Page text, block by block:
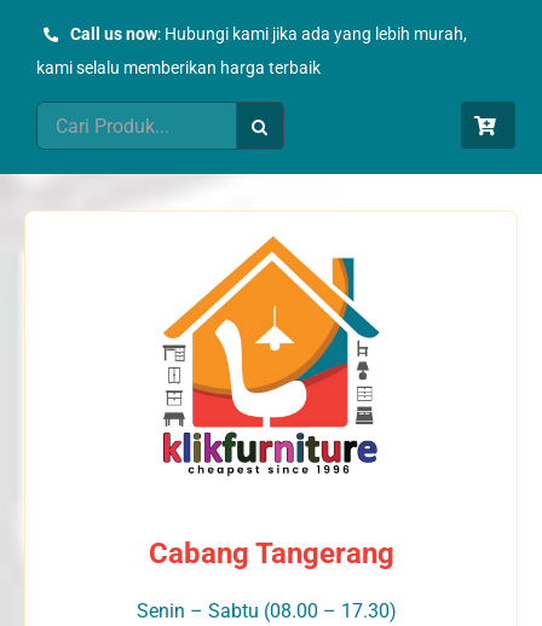
Call us now: Hubungi kami jika ada yang lebih murah,
kami selalu memberikan harga terbaik
Search
for:
Cabang Tangerang
Senin – Sabtu (08.00 – 17.30)